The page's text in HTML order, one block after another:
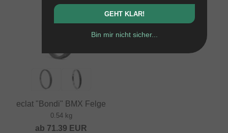
eclat "Bondi" BMX Felge
0.54 kg
ab 71.39 EUR
GEHT KLAR!
Bin mir nicht sicher...